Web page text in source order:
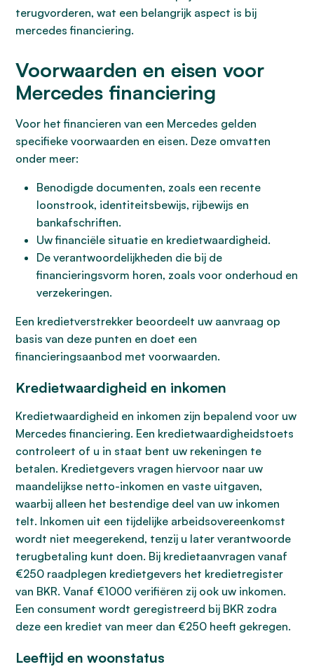
terugvorderen, wat een belangrijk aspect is bij
mercedes financiering.
Voorwaarden en eisen voor
Mercedes financiering
Voor het financieren van een Mercedes gelden
specifieke voorwaarden en eisen. Deze omvatten
onder meer:
Benodigde documenten, zoals een recente
loonstrook, identiteitsbewijs, rijbewijs en
bankafschriften.
Uw financiële situatie en kredietwaardigheid.
De verantwoordelijkheden die bij de
financieringsvorm horen, zoals voor onderhoud en
verzekeringen.
Een kredietverstrekker beoordeelt uw aanvraag op
basis van deze punten en doet een
financieringsaanbod met voorwaarden.
Kredietwaardigheid en inkomen
Kredietwaardigheid en inkomen zijn bepalend voor uw
Mercedes financiering. Een kredietwaardigheidstoets
controleert of u in staat bent uw rekeningen te
betalen. Kredietgevers vragen hiervoor naar uw
maandelijkse netto-inkomen en vaste uitgaven,
waarbij alleen het bestendige deel van uw inkomen
telt. Inkomen uit een tijdelijke arbeidsovereenkomst
wordt niet meegerekend, tenzij u later verantwoorde
terugbetaling kunt doen. Bij kredietaanvragen vanaf
€250 raadplegen kredietgevers het kredietregister
van BKR. Vanaf €1000 verifiëren zij ook uw inkomen.
Een consument wordt geregistreerd bij BKR zodra
deze een krediet van meer dan €250 heeft gekregen.
Leeftijd en woonstatus